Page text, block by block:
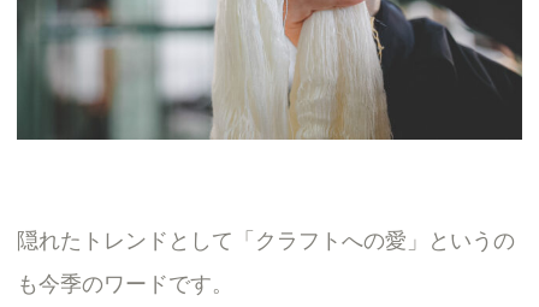
隠れたトレンドとして「クラフトへの愛」というの
も今季のワードです。